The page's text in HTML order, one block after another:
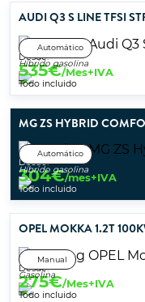
AUDI Q3 S LINE TFSI
Automático
Híbrido gasolina
Desde:
535€/Mes+IVA
Todo incluido
MG ZS HYBRID
Automático
Híbrido gasolina
Desde:
304€/mes+IVA
Todo incluido
OPEL MOKKA 1.2T
Manual
Gasolina
Desde:
275€/Mes+IVA
Todo incluido